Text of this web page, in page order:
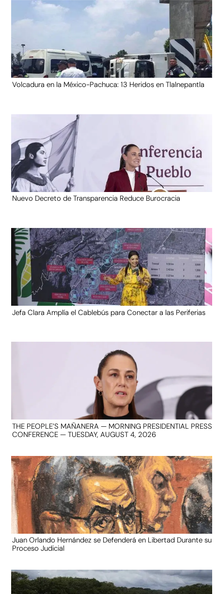
Volcadura en la México-Pachuca: 13 Heridos en Tlalnepantla
Nuevo Decreto de Transparencia Reduce Burocracia
Jefa Clara Amplía el Cablebús para Conectar a las Periferias
THE PEOPLE’S MAÑANERA — MORNING PRESIDENTIAL PRESS
CONFERENCE — TUESDAY, AUGUST 4, 2026
Juan Orlando Hernández se Defenderá en Libertad Durante su
Proceso Judicial